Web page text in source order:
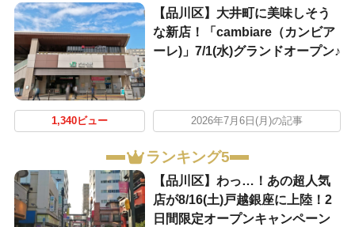
【品川区】大井町に美味しそう
な新店！「cambiare（カンビア
ーレ)」7/1(水)グランドオープン♪
1,340ビュー 2026年7月6日(月)の記事
ランキング5
【品川区】わっ…！あの超人気
店が8/16(土)戸越銀座に上陸！2
日間限定オープンキャンペーン